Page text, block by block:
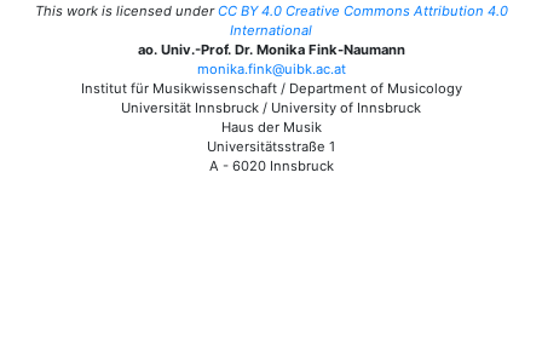
This work is licensed underCC BY 4.0 Creative Commons Attribution 4.0
International
ao. Univ.-Prof. Dr. Monika Fink-Naumann
monika.fink@uibk.ac.at
Institut für Musikwissenschaft / Department of Musicology
Universität Innsbruck / University of Innsbruck
Haus der Musik
Universitätsstraße 1
A - 6020 Innsbruck